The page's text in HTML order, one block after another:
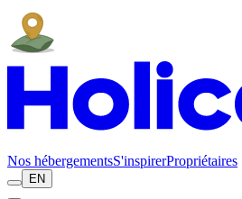
Nos hébergementsS'inspirerPropriétaires
EN